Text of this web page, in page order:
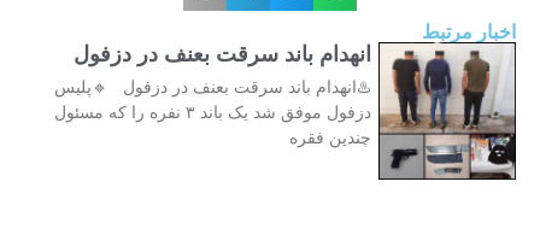
اخبار مرتبط
انهدام باند سرقت بعنف در دزفول
♨️انهدام باند سرقت بعنف در دزفول 🔹پلیس
دزفول موفق شد یک باند ۳ نفره را که مسئول
چندین فقره